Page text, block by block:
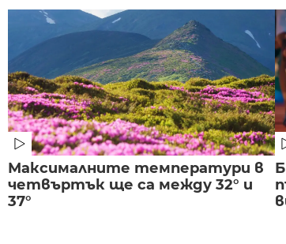
Максималните температури в
четвъртък ще са между 32° и
37°